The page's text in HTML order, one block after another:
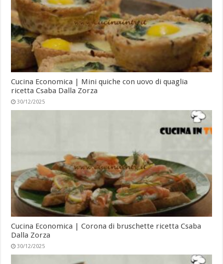
Cucina Economica | Mini quiche con uovo di quaglia
ricetta Csaba Dalla Zorza
30/12/2025
Cucina Economica | Corona di bruschette ricetta Csaba
Dalla Zorza
30/12/2025